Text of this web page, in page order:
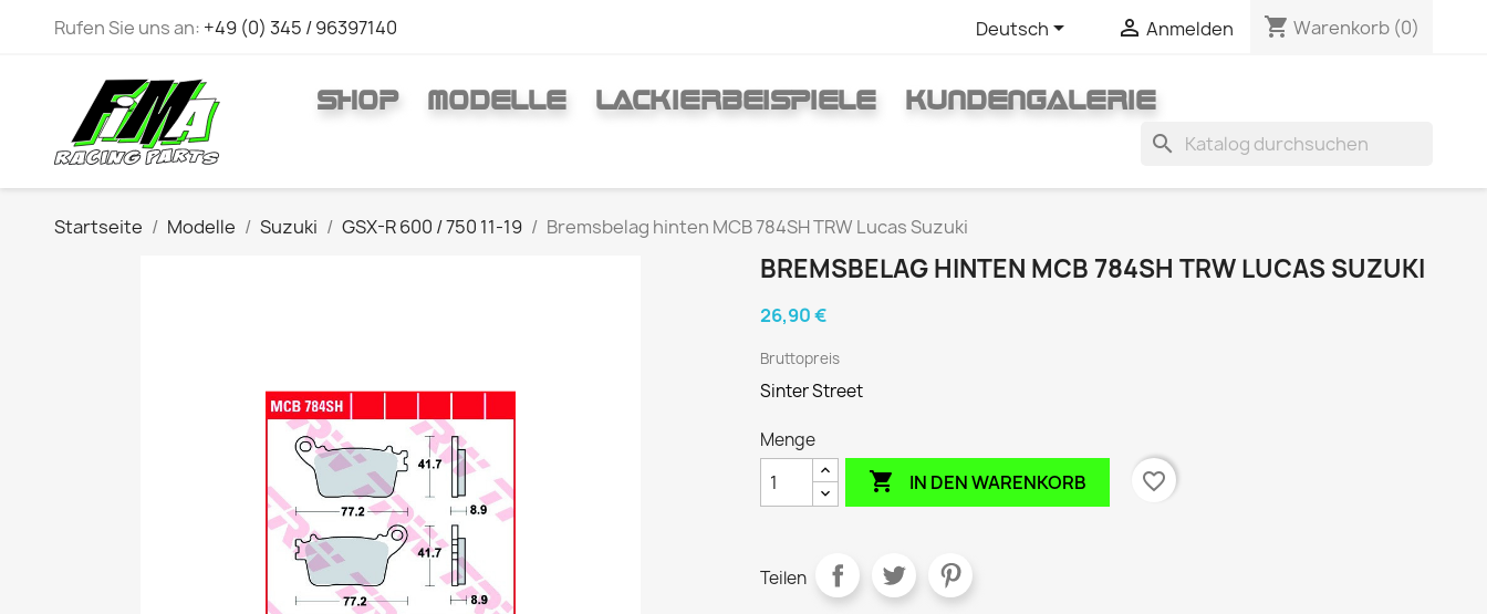
Rufen Sie uns an: +49 (0) 345 / 96397140 Deutsch  Anmelden shopping_cart Warenkorb (0)
SHOP MODELLE LACKIERBEISPIELE
KUNDENGALERIE
search
Startseite Modelle Suzuki GSX-R 600 / 750 11-19 Bremsbelag hinten MCB 784SH TRW Lucas Suzuki
BREMSBELAG HINTEN MCB 784SH TRW LUCAS SUZUKI
26,90 €
Bruttopreis
Sinter Street
Menge
 IN DEN WARENKORB favorite_border
Teilen